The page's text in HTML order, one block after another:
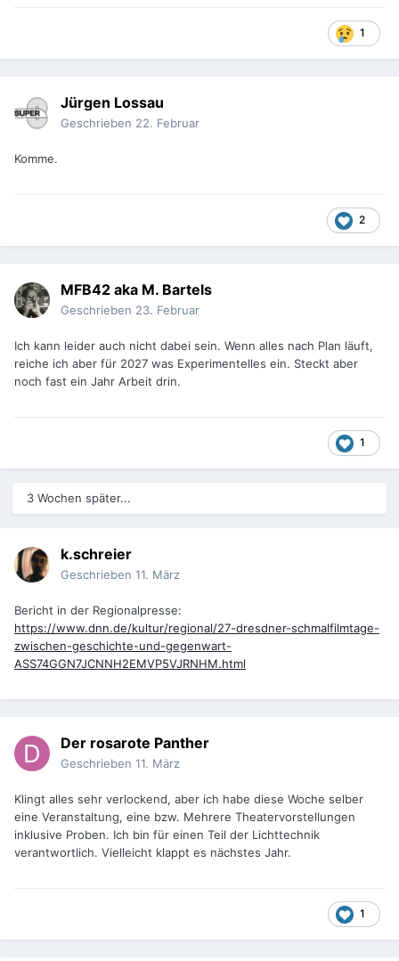
1
Jürgen Lossau
Geschrieben 22. Februar
Komme.
2
MFB42 aka M. Bartels
Geschrieben 23. Februar
Ich kann leider auch nicht dabei sein. Wenn alles nach Plan läuft,
reiche ich aber für 2027 was Experimentelles ein. Steckt aber
noch fast ein Jahr Arbeit drin.
1
3 Wochen später...
k.schreier
Geschrieben 11. März
Bericht in der Regionalpresse:
https://www.dnn.de/kultur/regional/27-dresdner-schmalfilmtage-
zwischen-geschichte-und-gegenwart-
ASS74GGN7JCNNH2EMVP5VJRNHM.html
Der rosarote Panther
Geschrieben 11. März
Klingt alles sehr verlockend, aber ich habe diese Woche selber
eine Veranstaltung, eine bzw. Mehrere Theatervorstellungen
inklusive Proben. Ich bin für einen Teil der Lichttechnik
verantwortlich. Vielleicht klappt es nächstes Jahr.
1